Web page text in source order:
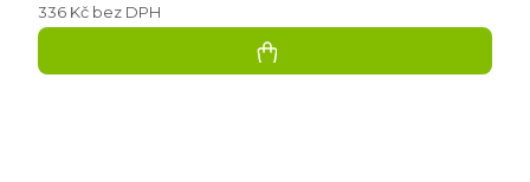
336 Kč bez DPH